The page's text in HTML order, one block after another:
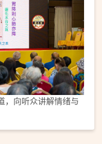
，向听众讲解情绪与